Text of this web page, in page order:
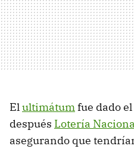
Elultimátumfue dado
después Lotería
asegurando que